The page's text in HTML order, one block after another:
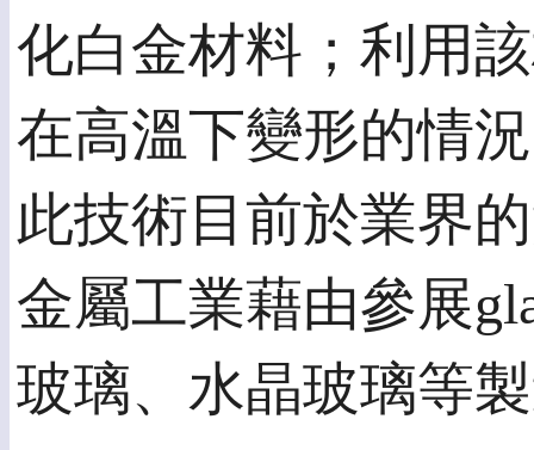
化白金材料；利用
在高溫下變形的情
此技術目前於業界
金屬工業藉由參展
玻璃、水晶玻璃等